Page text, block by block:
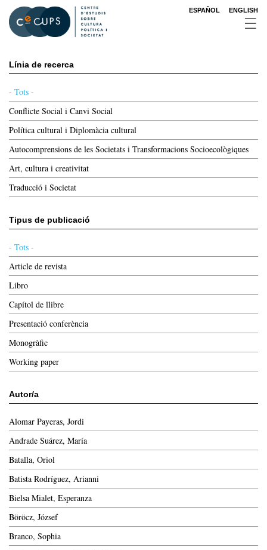
contingut
ESPAÑOL ENGLISH
Línia de recerca
- Tots -
Conflicte Social i Canvi Social
Política cultural i Diplomàcia cultural
Autocomprensions de les Societats i Transformacions Socioecològiques
Art, cultura i creativitat
Traducció i Societat
Tipus de publicació
- Tots -
Article de revista
Libro
Capítol de llibre
Presentació conferència
Monogràfic
Working paper
Autor/a
Alomar Payeras, Jordi
Andrade Suárez, María
Batalla, Oriol
Batista Rodríguez, Arianni
Bielsa Mialet, Esperanza
Böröcz, József
Branco, Sophia